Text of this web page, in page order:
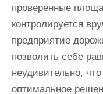
проверенные
контролируется
предприятие
позволить себе
неудивительно,
оптимальное